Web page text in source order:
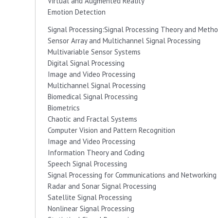
Emotion Detection
Signal Processing:Signal Processing Theory and
Sensor Array and Multichannel Signal Processing
Multivariable Sensor Systems
Digital Signal Processing
Image and Video Processing
Multichannel Signal Processing
Biomedical Signal Processing
Biometrics
Chaotic and Fractal Systems
Computer Vision and Pattern Recognition
Image and Video Processing
Information Theory and Coding
Speech Signal Processing
Signal Processing for Communications and Networking
Radar and Sonar Signal Processing
Satellite Signal Processing
Nonlinear Signal Processing